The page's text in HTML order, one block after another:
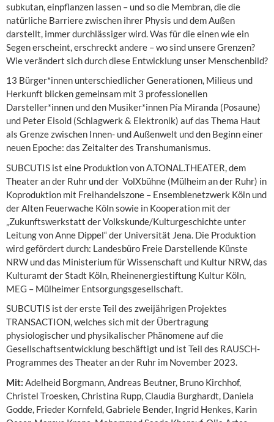
subkutan, einpflanzen lassen – und so die Membran, die die
natürliche Barriere zwischen ihrer Physis und dem Außen
darstellt, immer durchlässiger wird. Was für die einen wie ein
Segen erscheint, erschreckt andere – wo sind unsere Grenzen?
Wie verändert sich durch diese Entwicklung unser Menschenbild?
13 Bürger*innen unterschiedlicher Generationen, Milieus und
Herkunft blicken gemeinsam mit 3 professionellen
Darsteller*innen und den Musiker*innen Pía Miranda (Posaune)
und Peter Eisold (Schlagwerk & Elektronik) auf das Thema Haut
als Grenze zwischen Innen- und Außenwelt und den Beginn einer
neuen Epoche: das Zeitalter des Transhumanismus.
SUBCUTIS ist eine Produktion von A.TONAL.THEATER, dem
Theater an der Ruhr und der VolXbühne (Mülheim an der Ruhr) in
Koproduktion mit Freihandelszone – Ensemblenetzwerk Köln und
der Alten Feuerwache Köln sowie in Kooperation mit der
„Zukunftswerkstatt der Volkskunde/Kulturgeschichte unter
Leitung von Anne Dippel“ der Universität Jena. Die Produktion
wird gefördert durch: Landesbüro Freie Darstellende Künste
NRW und das Ministerium für Wissenschaft und Kultur NRW, das
Kulturamt der Stadt Köln, Rheinenergiestiftung Kultur Köln,
MEG – Mülheimer Entsorgungsgesellschaft.
SUBCUTIS ist der erste Teil des zweijährigen Projektes
TRANSACTION, welches sich mit der Übertragung
physiologischer und physikalischer Phänomene auf die
Gesellschaftsentwicklung beschäftigt und ist Teil des RAUSCH-
Programmes des Theater an der Ruhr im November 2023.
Mit: Adelheid Borgmann, Andreas Beutner, Bruno Kirchhof,
Christel Troesken, Christina Rupp, Claudia Burghardt, Daniela
Godde, Frieder Kornfeld, Gabriele Bender, Ingrid Henkes, Karin